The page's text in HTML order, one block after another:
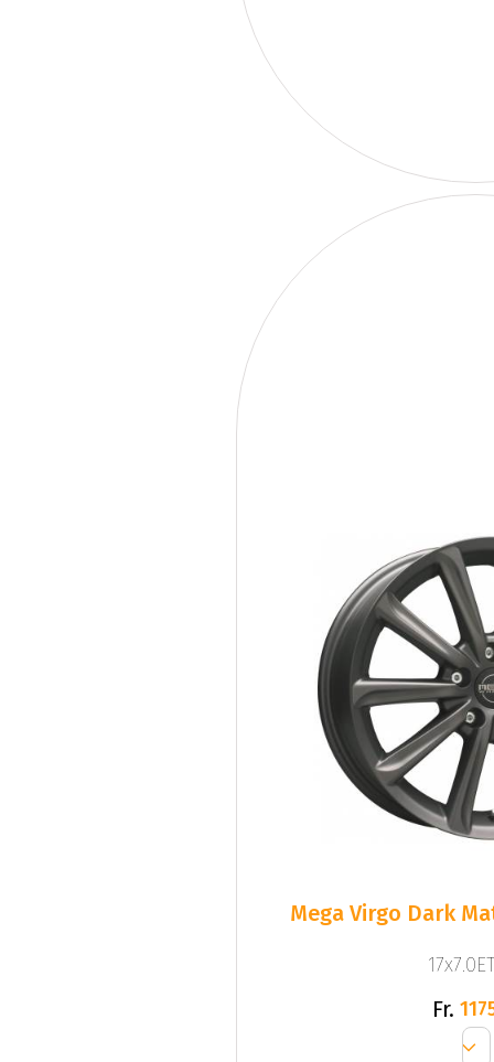
Mega Virgo Dark
Fr.